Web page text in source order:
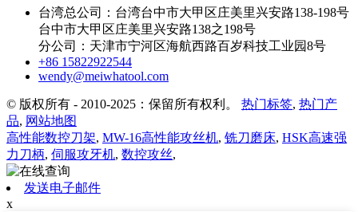
台湾总公司：台湾台中市大甲区庄美里兴安路138-198号
台中市大甲区庄美里兴安路138之198号
分公司：天津市宁河区海航西路百岁科技工业园8号
+86 15822922544
wendy@meiwhatool.com
© 版权所有 - 2010-2025：保留所有权利。 热门标签, 热门产
品, 网站地图
高性能数控刀架, MW-16高性能攻丝机, 铣刀磨床, HSK高速强
力刀柄, 伺服攻牙机, 数控攻丝,
发送电子邮件
x